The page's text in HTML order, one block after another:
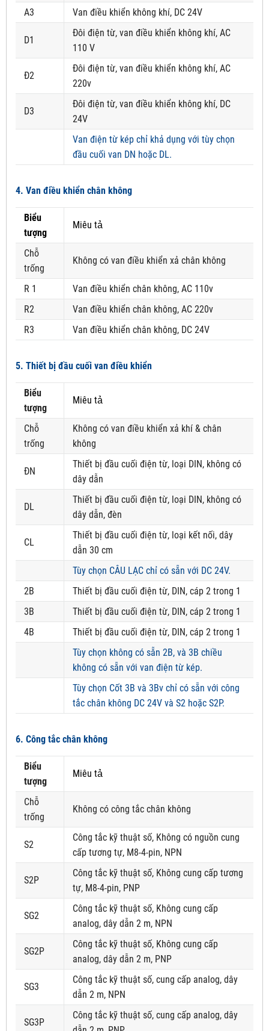
A3
Van điều khiển không khí, DC 24V
D1
Đôi điện từ, van điều khiển không khí, AC
110 V
Đ2
Đôi điện từ, van điều khiển không khí, AC
220v
D3
Đôi điện từ, van điều khiển không khí, DC
24V
Van điện từ kép chỉ khả dụng với tùy chọn
đầu cuối van DN hoặc DL.
4. Van điều khiển chân không
Biểu
tượng
Miêu tả
Chỗ
trống
Không có van điều khiển xả chân không
R 1
Van điều khiển chân không, AC 110v
R2
Van điều khiển chân không, AC 220v
R3
Van điều khiển chân không, DC 24V
5. Thiết bị đầu cuối van điều khiển
Biểu
tượng
Miêu tả
Chỗ
trống
Không có van điều khiển xả khí & chân
không
ĐN
Thiết bị đầu cuối điện từ, loại DIN, không có
dây dẫn
DL
Thiết bị đầu cuối điện từ, loại DIN, không có
dây dẫn, đèn
CL
Thiết bị đầu cuối điện từ, loại kết nối, dây
dẫn 30 cm
Tùy chọn CÂU LẠC chỉ có sẵn với DC 24V.
2B
Thiết bị đầu cuối điện từ, DIN, cáp 2 trong 1
3B
Thiết bị đầu cuối điện từ, DIN, cáp 2 trong 1
4B
Thiết bị đầu cuối điện từ, DIN, cáp 2 trong 1
Tùy chọn không có sẵn 2B, và 3B chiều
không có sẵn với van điện từ kép.
Tùy chọn Cốt 3B và 3Bv chỉ có sẵn với công
tắc chân không DC 24V và S2 hoặc S2P.
6. Công tắc chân không
Biểu
tượng
Miêu tả
Chỗ
trống
Không có công tắc chân không
S2
Công tắc kỹ thuật số, Không có nguồn cung
cấp tương tự, M8-4-pin, NPN
S2P
Công tắc kỹ thuật số, Không cung cấp tương
tự, M8-4-pin, PNP
SG2
Công tắc kỹ thuật số, Không cung cấp
analog, dây dẫn 2 m, NPN
SG2P
Công tắc kỹ thuật số, Không cung cấp
analog, dây dẫn 2 m, PNP
SG3
Công tắc kỹ thuật số, cung cấp analog, dây
dẫn 2 m, NPN
SG3P
Công tắc kỹ thuật số, cung cấp analog, dây